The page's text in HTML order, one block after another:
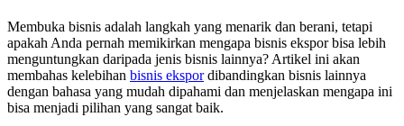
Membuka bisnis adalah langkah yang menarik dan berani, tetapi
apakah Anda pernah memikirkan mengapa bisnis ekspor bisa lebih
menguntungkan daripada jenis bisnis lainnya? Artikel ini akan
membahas kelebihan bisnis ekspordibandingkan bisnis lainnya
dengan bahasa yang mudah dipahami dan menjelaskan mengapa ini
bisa menjadi pilihan yang sangat baik.